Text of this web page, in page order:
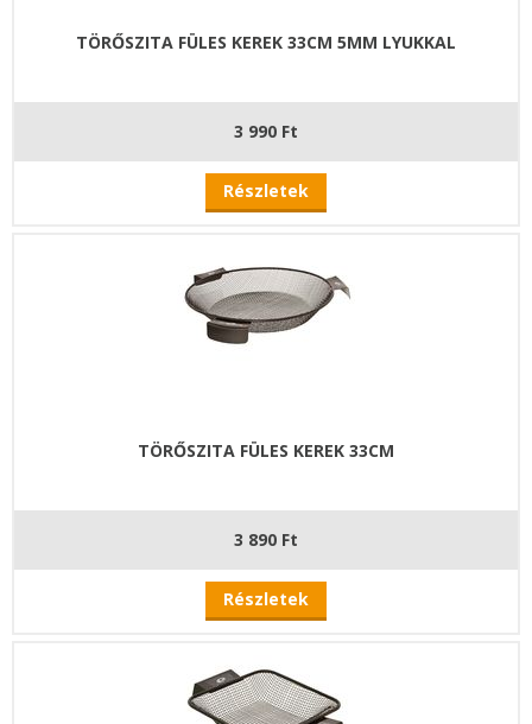
TÖRŐSZITA FÜLES KEREK 33CM 5MM LYUKKAL
3 990 Ft
Részletek
TÖRŐSZITA FÜLES KEREK 33CM
3 890 Ft
Részletek